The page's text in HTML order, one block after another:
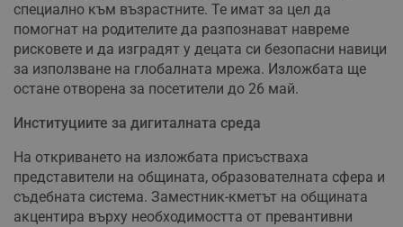
специално към възрастните. Те имат за цел да
помогнат на родителите да разпознават навреме
рисковете и да изградят у децата си безопасни навици
за използване на глобалната мрежа. Изложбата ще
остане отворена за посетители до 26 май.
Институциите за дигиталната среда
На откриването на изложбата присъстваха
представители на общината, образователната сфера и
съдебната система. Заместник-кметът на общината
акцентира върху необходимостта от превантивни